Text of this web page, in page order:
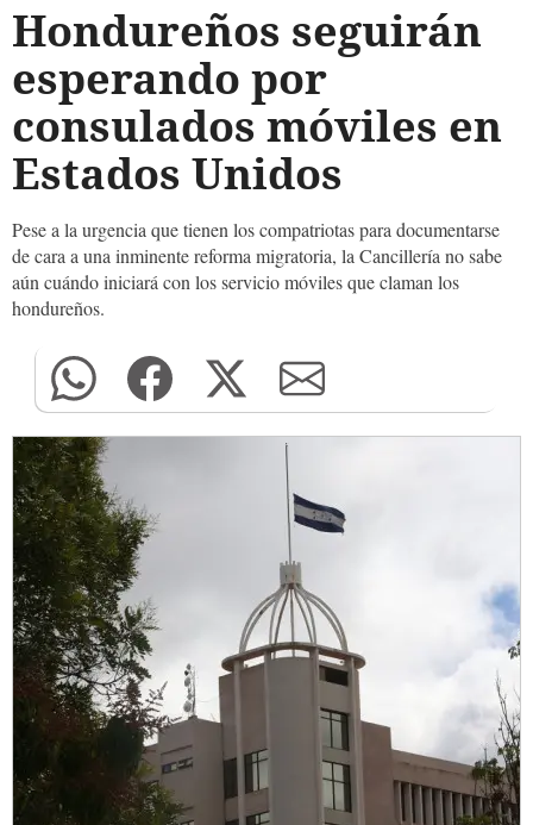
Hondureños seguirán
esperando por
consulados móviles en
Estados Unidos
Pese a la urgencia que tienen los compatriotas para documentarse
de cara a una inminente reforma migratoria, la Cancillería no sabe
aún cuándo iniciará con los servicio móviles que claman los
hondureños.